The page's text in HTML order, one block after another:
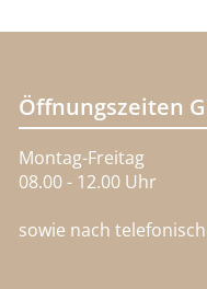
Öffnungszeiten
Montag-Freitag
08.00 - 12.00 Uhr
sowie nach